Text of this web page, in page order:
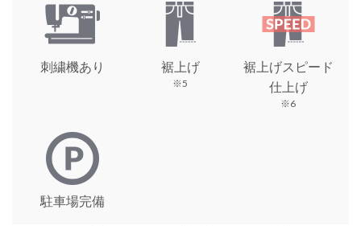
刺繍機あり 裾上げ
※5
裾上げスピード
仕上げ
※6
駐車場完備